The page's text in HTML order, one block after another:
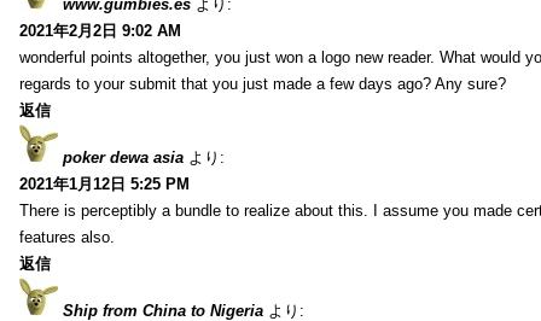
www.gumbies.es より:
2021年2月2日 9:02 AM
wonderful points altogether, you just won a logo new reader. What would
regards to your submit that you just made a few days ago? Any sure?
返信
poker dewa asia より:
2021年1月12日 5:25 PM
There is perceptibly a bundle to realize about this. I assume you made
features also.
返信
Ship from China to Nigeria より: